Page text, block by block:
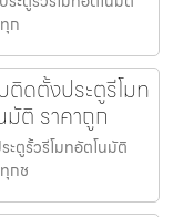
ก
ติดตั้งประตูรีโมท
มัติ ราคาถูก
ะตูรั้วรีโมทอัตโนมัติ
กช